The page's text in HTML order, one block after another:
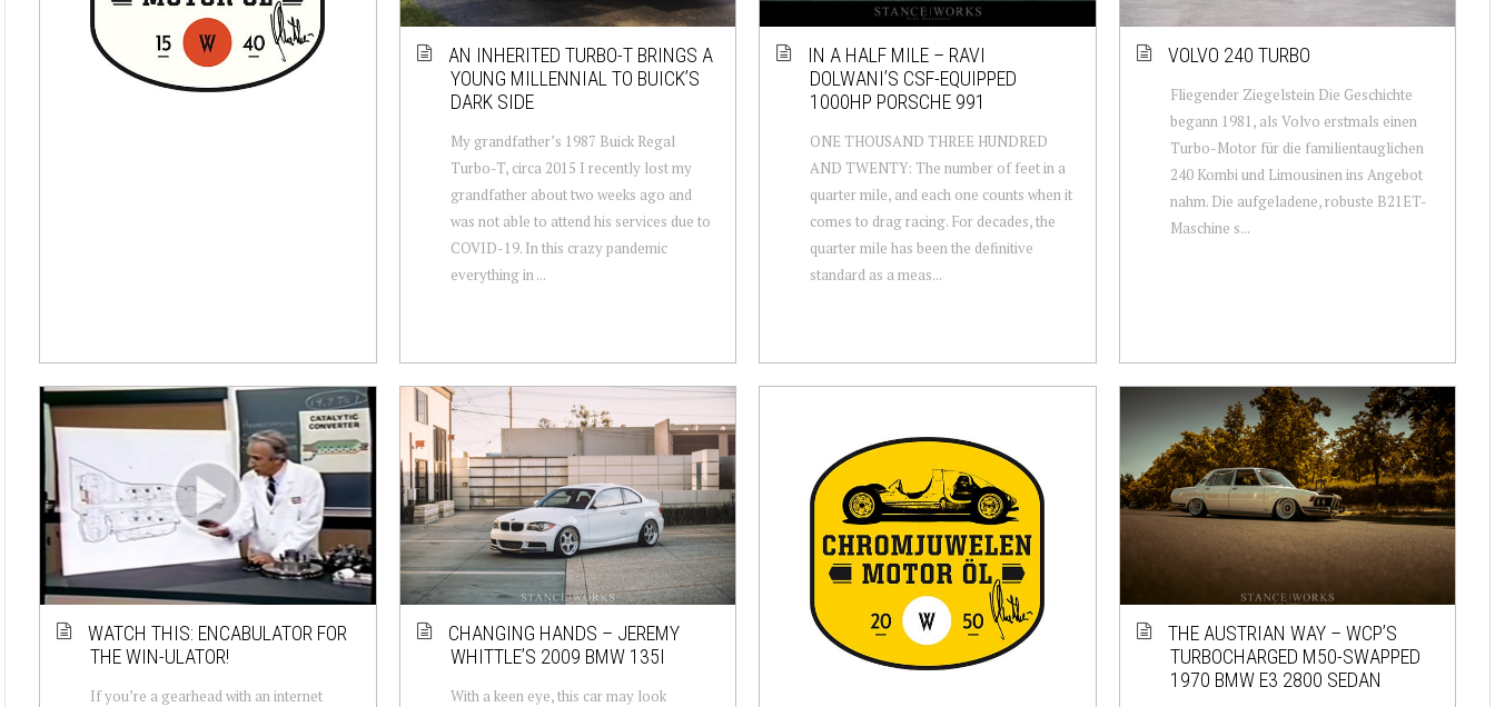
AN INHERITED TURBO-T BRINGS A
YOUNG MILLENNIAL TO BUICK’S
DARK SIDE
My grandfather’s 1987 Buick Regal
Turbo-T, circa 2015 I recently lost my
grandfather about two weeks ago and
was not able to attend his services due to
COVID-19. In this crazy pandemic
everything in ...
IN A HALF MILE – RAVI
DOLWANI’S CSF-EQUIPPED
1000HP PORSCHE 991
ONE THOUSAND THREE HUNDRED
AND TWENTY: The number of feet in a
quarter mile, and each one counts when it
comes to drag racing. For decades, the
quarter mile has been the definitive
standard as a meas...
VOLVO 240 TURBO
Fliegender Ziegelstein Die Geschichte
begann 1981, als Volvo erstmals einen
Turbo-Motor für die familientauglichen
240 Kombi und Limousinen ins Angebot
nahm. Die aufgeladene, robuste B21ET-
Maschine s...
WATCH THIS: ENCABULATOR FOR
THE WIN-ULATOR!
If you’re a gearhead with an internet
CHANGING HANDS – JEREMY
WHITTLE’S 2009 BMW 135I
With a keen eye, this car may look
THE AUSTRIAN WAY – WCP’S
TURBOCHARGED M50-SWAPPED
1970 BMW E3 2800 SEDAN